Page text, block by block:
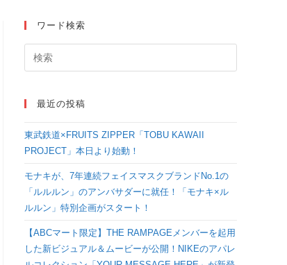
ト
ワード検索
最近の投稿
東武鉄道×FRUITS ZIPPER「TOBU KAWAII
PROJECT」本日より始動！
モナキが、7年連続フェイスマスクブランドNo.1の
「ルルルン」のアンバサダーに就任！「モナキ×ル
ルルン」特別企画がスタート！
【ABCマート限定】THE RAMPAGEメンバーを起用
した新ビジュアル＆ムービーが公開！NIKEのアパレ